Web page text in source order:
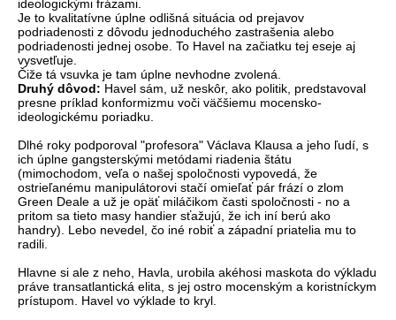
ideologickými frázami.
Je to kvalitatívne úplne odlišná situácia od prejavov
podriadenosti z dôvodu jednoduchého zastrašenia alebo
podriadenosti jednej osobe. To Havel na začiatku tej eseje aj
vysvetľuje.
Čiže tá vsuvka je tam úplne nevhodne zvolená.
Druhý dôvod: Havel sám, už neskôr, ako politik, predstavoval
presne príklad konformizmu voči väčšiemu mocensko-
ideologickému poriadku.
Dlhé roky podporoval "profesora" Václava Klausa a jeho ľudí, s
ich úplne gangsterskými metódami riadenia štátu
(mimochodom, veľa o našej spoločnosti vypovedá, že
ostrieľanému manipulátorovi stačí omieľať pár frází o zlom
Green Deale a už je opäť miláčikom časti spoločnosti - no a
pritom sa tieto masy handier sťažujú, že ich iní berú ako
handry). Lebo nevedel, čo iné robiť a západní priatelia mu to
radili.
Hlavne si ale z neho, Havla, urobila akéhosi maskota do výkladu
práve transatlantická elita, s jej ostro mocenským a koristníckym
prístupom. Havel vo výklade to kryl.